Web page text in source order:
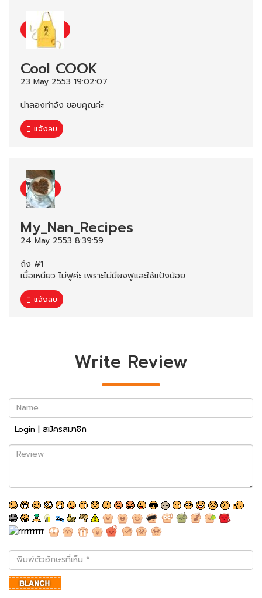
Cool COOK
23 May 2553 19:02:07
น่าลองทำจัง ขอบคุณค่ะ
แจ้งลบ
My_Nan_Recipes
24 May 2553 8:39:59
ถึง #1
เนื้อเหนียว ไม่ฟูค่ะ เพราะไม่มีผงฟูและใช้แป้งน้อย
แจ้งลบ
Write Review
Name
Login | สมัครสมาชิก
Review
พิมพ์
ตัว
อักษร
ที่